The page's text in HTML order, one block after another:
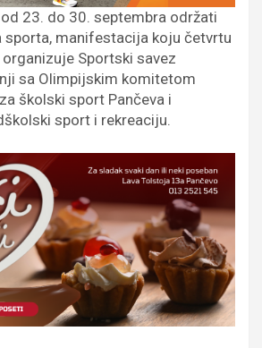
od 23. do 30. septembra održati
sporta, manifestacija koju četvrtu
Sportski savez
sa Olimpijskim komitetom
školski sport Pančeva i
sport i rekreaciju.